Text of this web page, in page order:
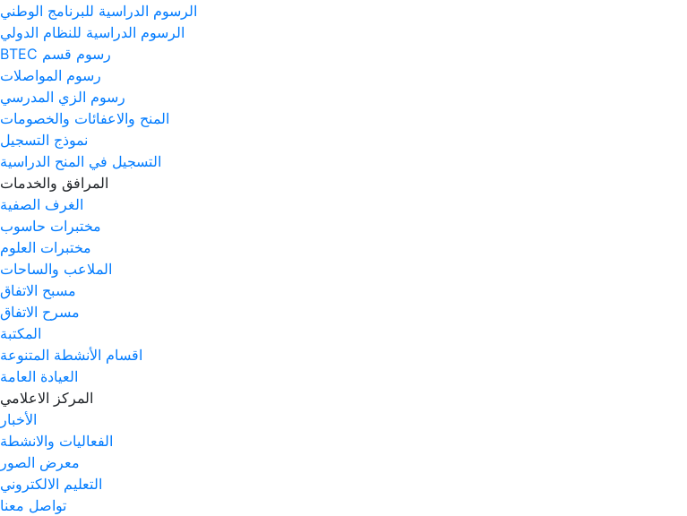
الرسوم الدراسية للبرنامج الوطني
الرسوم الدراسية للنظام الدولي
رسوم قسم BTEC
رسوم المواصلات
رسوم الزي المدرسي
المنح والاعفائات والخصومات
نموذج التسجيل
التسجيل في المنح الدراسية
المرافق والخدمات
الغرف الصفية
مختبرات حاسوب
مختبرات العلوم
الملاعب والساحات
مسبح الاتفاق
مسرح الاتفاق
المكتبة
اقسام الأنشطة المتنوعة
العيادة العامة
المركز الاعلامي
الأخبار
الفعاليات والانشطة
معرض الصور
التعليم الالكتروني
تواصل معنا